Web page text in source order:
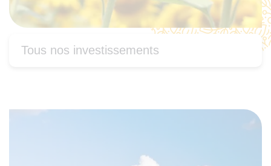
Tous nos investissements